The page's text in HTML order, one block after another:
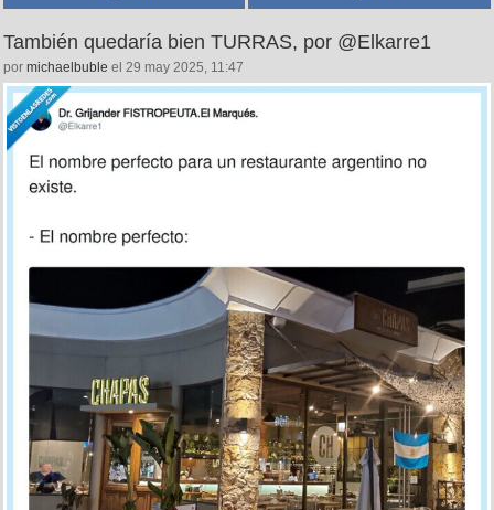
También quedaría bien TURRAS, por @Elkarre1
por michaelbuble el 29 may 2025, 11:47